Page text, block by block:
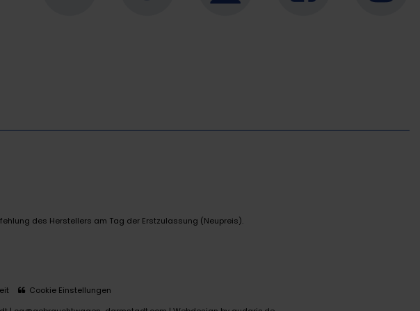
des Herstellers am Tag der Erstzulassung (Neupreis).
Cookie Einstellungen